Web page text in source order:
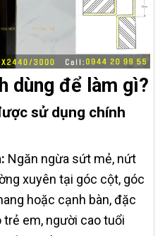
dùng để làm gì?
sử dụng chính
Ngăn ngừa sứt mẻ, nứt
xuyên tại góc cột, góc
hoặc cạnh bàn, đặc
em, người cao tuổi